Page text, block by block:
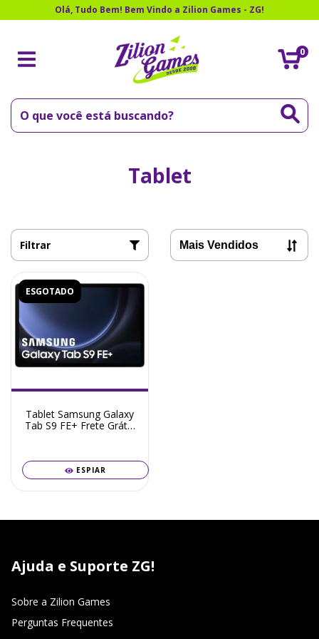
Olá, Tudo Bem! Bem Vindo a Zilion Games - ZG!
0
Tablet
Filtrar
ESGOTADO
Tablet Samsung Galaxy
Tab S9 FE+ Frete Grátis
ESPIAR
Ajuda e Suporte ZG!
Sobre a Zilion Games
Perguntas Frequentes